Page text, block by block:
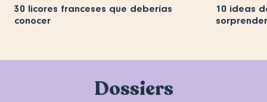
30 licores franceses que deberías
conocer
10 ideas
Dossiers